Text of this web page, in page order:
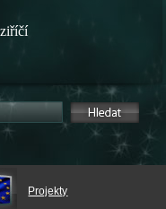
Projekty